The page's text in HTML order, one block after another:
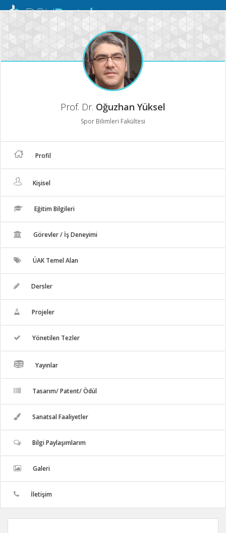
Mobil
Prof. Dr. Oğuzhan Yüksel
Spor Bilimleri Fakültesi
Profil
Kişisel
Eğitim Bilgileri
Görevler / İş Deneyimi
ÜAK Temel Alan
Dersler
Projeler
Yönetilen Tezler
Yayınlar
Tasarım/ Patent/ Ödül
Sanatsal Faaliyetler
Bilgi Paylaşımlarım
Galeri
İletişim